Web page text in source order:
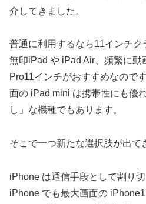
介してきました。
普通に利用するなら11インチク
無印iPad や iPad Air、頻繁に動
Pro11インチがおすすめなので
面の iPad mini は携帯性にも優
し」な機種でもあります。
そこで一つ新たな選択肢が出て
iPhone は通信手段として割り
iPhone でも最大画面の